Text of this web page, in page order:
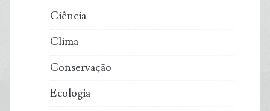
Ciência
Clima
Conservação
Ecologia